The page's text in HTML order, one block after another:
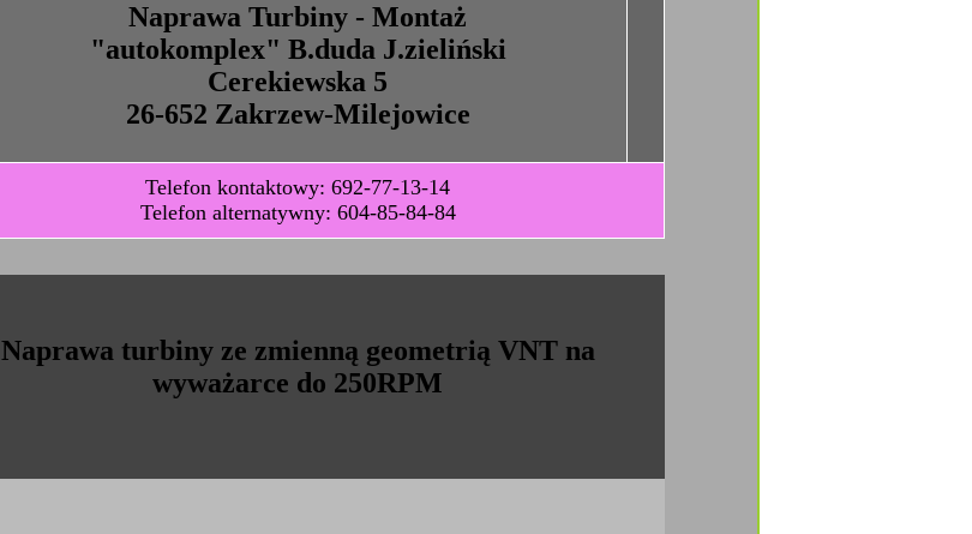
Naprawa Turbiny - Montaż
"autokomplex" B.duda J.zieliński
Cerekiewska 5
26-652 Zakrzew-Milejowice
Telefon kontaktowy: 692-77-13-14
Telefon alternatywny: 604-85-84-84
Naprawa turbiny ze zmienną geometrią VNT na
wyważarce do 250RPM